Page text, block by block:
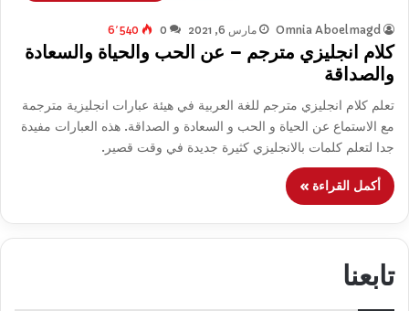
Omnia Aboelmagd مارس 6, 2021 0 6٬540
كلام انجليزي مترجم – عن الحب والحياة والسعادة
والصداقة
تعلم كلام انجليزي مترجم للغة العربية في هيئة عبارات انجليزية مترجمة
مع الاستماع عن الحياة و الحب و السعادة و الصداقة. هذه العبارات مفيدة
جدا لتعلم كلمات بالانجليزي كثيرة جديدة في وقت قصير.
أكمل القراءة »
تابعنا